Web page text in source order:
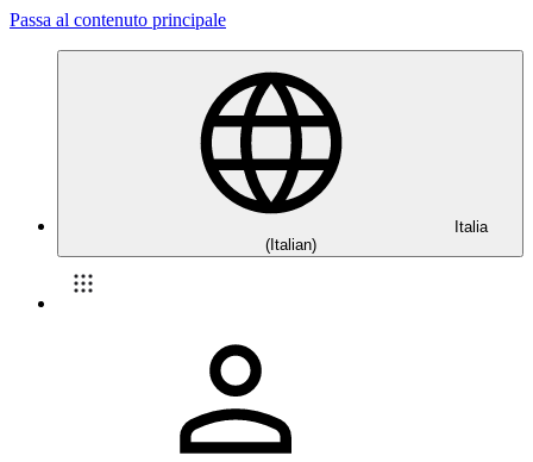
Passa al contenuto principale
Italia
(Italian)